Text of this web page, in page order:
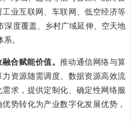
业互联网、车联网、低空经济等
深度覆盖、乡村广域延伸、空天地
。
合赋能价值。 推动通信网络与算
资源随需调度、数据资源高效流
求，提供定制化、确定性网络服
势转化为产业数字化发展优势，